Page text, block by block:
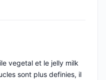
vegetal et le jelly milk
sont plus definies, il